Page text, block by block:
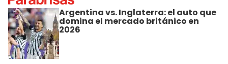
Argentina vs. Inglaterra: el auto que
domina el mercado británico en
2026